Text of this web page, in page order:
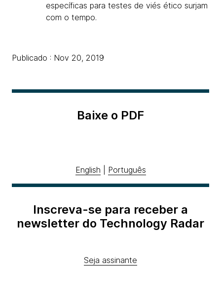
específicas para testes de viés ético surjam
com o tempo.
Publicado : Nov 20, 2019
Baixe o PDF
English Português
Inscreva-se para receber a
newsletter do Technology Radar
Seja assinante